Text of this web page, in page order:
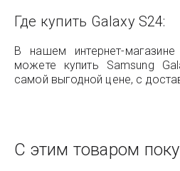
Где купить Galaxy S24:
В нашем интернет-
можете купить Samsung
самой выгодной цене, с
С этим товаром